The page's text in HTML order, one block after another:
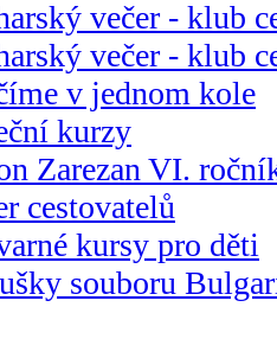
večer - klub
večer - klub
v jednom kole
kurzy
Zarezan VI.
cestovatelů
kursy pro děti
souboru